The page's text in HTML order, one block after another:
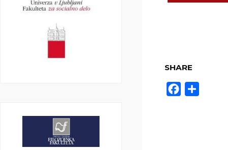
SHARE
Facebook